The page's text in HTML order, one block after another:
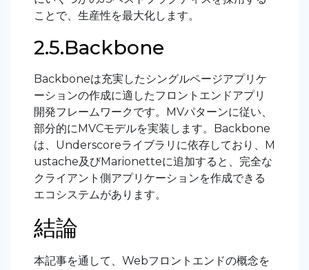
ことで、生産性を最大化します。
2.5.Backbone
Backboneは充実したシングルページアプリケ
ーションの作成に適したフロントエンドアプリ
開発フレームワークです。MVパターンに従い、
部分的にMVCモデルを実装します。Backbone
は、Underscoreライブラリに依存しており、M
ustache及びMarionetteに追加すると、完全な
クライアント側アプリケーションを作成できる
エコシステムがあります。
結論
本記事を通して、Webフロントエンドの概念を